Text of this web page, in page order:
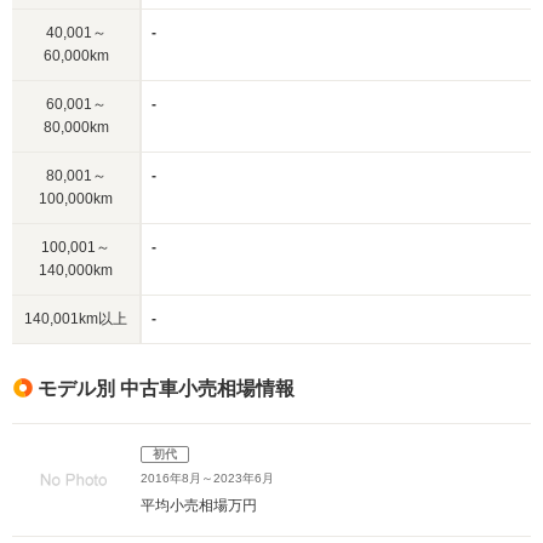
40,001～
60,000km
-
60,001～
80,000km
-
80,001～
100,000km
-
100,001～
140,000km
-
140,001km以上 -
モデル別 中古車小売相場情報
初代
2016年8月～2023年6月
平均小売相場万円